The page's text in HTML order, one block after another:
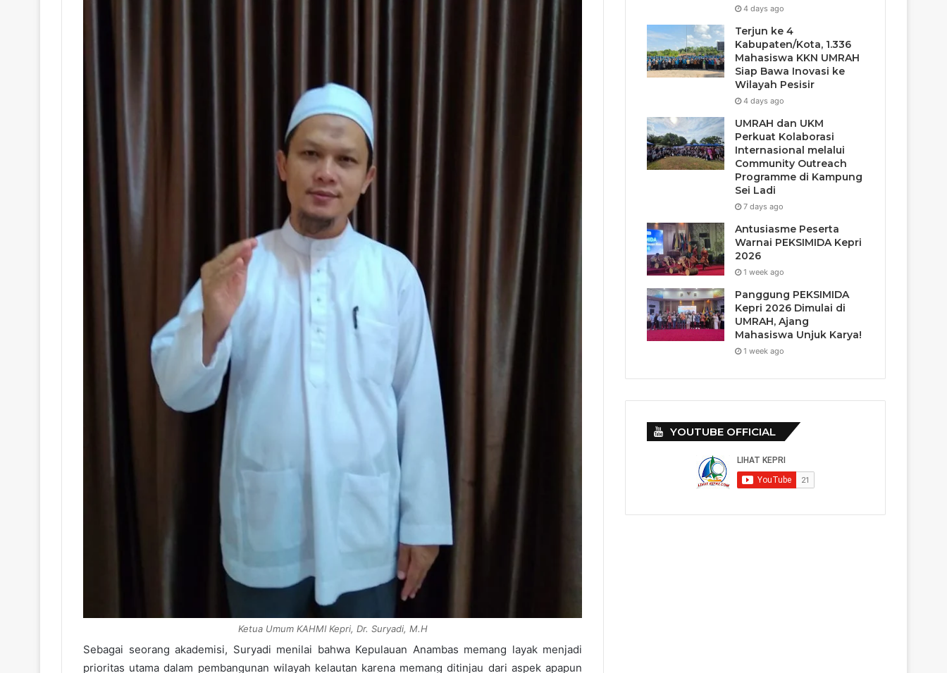
Ketua Umum KAHMI Kepri, Dr. Suryadi, M.H
Sebagai seorang akademisi, Suryadi menilai bahwa Kepulauan Anambas memang layak menjadi
prioritas utama dalam pembangunan wilayah kelautan karena memang ditinjau dari aspek apapun
4 days ago
Terjun ke 4
Kabupaten/Kota, 1.336
Mahasiswa KKN UMRAH
Siap Bawa Inovasi ke
Wilayah Pesisir
4 days ago
UMRAH dan UKM
Perkuat Kolaborasi
Internasional melalui
Community Outreach
Programme di Kampung
Sei Ladi
7 days ago
Antusiasme Peserta
Warnai PEKSIMIDA Kepri
2026
1 week ago
Panggung PEKSIMIDA
Kepri 2026 Dimulai di
UMRAH, Ajang
Mahasiswa Unjuk Karya!
1 week ago
YOUTUBE OFFICIAL